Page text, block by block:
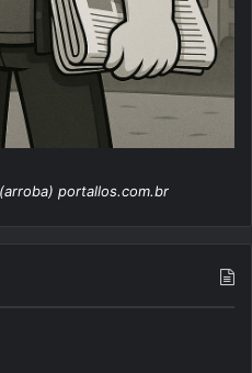
portallos.com.br